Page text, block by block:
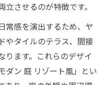
させるのが特徴です。
常感を演出するため、ヤ
やタイルのテラス、間接
ります。これらのデザイ
ダン 庭 リゾート風」とい